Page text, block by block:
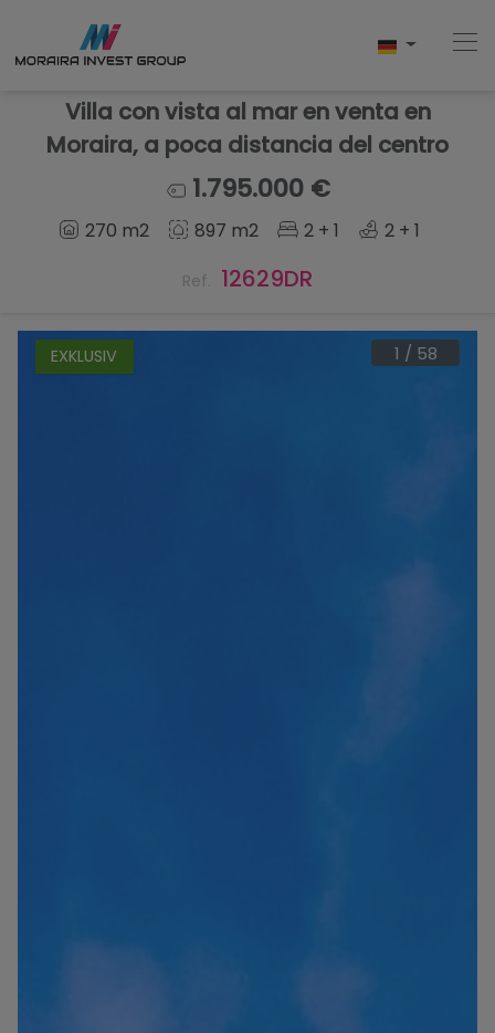
Kaufen
Verkaufen
Villa con vista al mar en venta en
Moraira, a poca distancia del centro
1.795.000 €
270 m2 897 m2 2 + 1 2 + 1
Ref. 12629DR
EXKLUSIV 1 / 58